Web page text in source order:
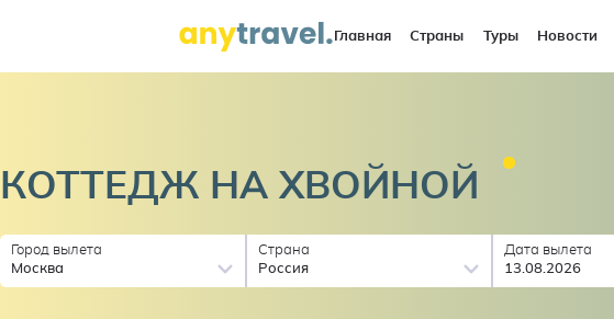
Главная Страны Туры Новости
КОТТЕДЖ НА ХВОЙНОЙ
Город вылета
Москва
Страна
Россия
Дата вылета
13.08.2026